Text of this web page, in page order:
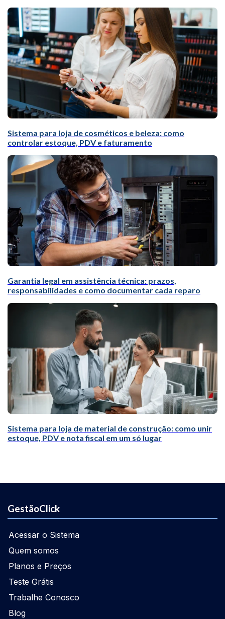
Sistema para loja de cosméticos e beleza: como
controlar estoque, PDV e faturamento
Garantia legal em assistência técnica: prazos,
responsabilidades e como documentar cada reparo
Sistema para loja de material de construção: como unir
estoque, PDV e nota fiscal em um só lugar
GestãoClick
Acessar o Sistema
Quem somos
Planos e Preços
Teste Grátis
Trabalhe Conosco
Blog